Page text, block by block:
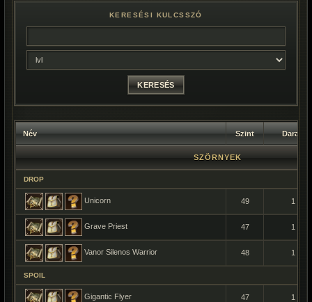
KERESÉSI KULCSSZÓ
Név Szint Darab
SZÖRNYEK
DROP
Unicorn 49 1
Grave Priest 47 1
Vanor Silenos Warrior 48 1
SPOIL
Gigantic Flyer 47 1